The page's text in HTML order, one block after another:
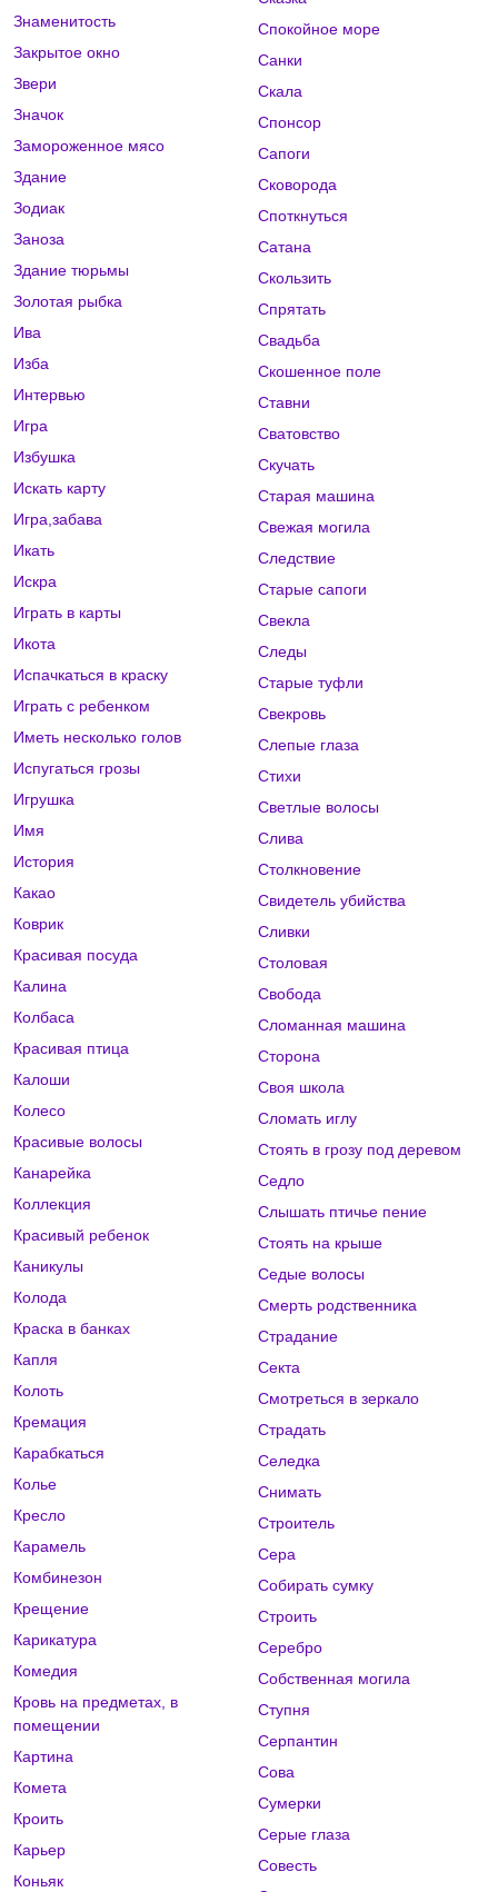
Знаменитость
Закрытое окно
Звери
Значок
Замороженное мясо
Здание
Зодиак
Заноза
Здание тюрьмы
Золотая рыбка
Ива
Изба
Интервью
Игра
Избушка
Искать карту
Игра,забава
Икать
Искра
Играть в карты
Икота
Испачкаться в краску
Играть с ребенком
Иметь несколько голов
Испугаться грозы
Игрушка
Имя
История
Какао
Коврик
Красивая посуда
Калина
Колбаса
Красивая птица
Калоши
Колесо
Красивые волосы
Канарейка
Коллекция
Красивый ребенок
Каникулы
Колода
Краска в банках
Капля
Колоть
Кремация
Карабкаться
Колье
Кресло
Карамель
Комбинезон
Крещение
Карикатура
Комедия
Кровь на предметах, в
помещении
Картина
Комета
Кроить
Карьер
Коньяк
Спокойное море
Санки
Скала
Спонсор
Сапоги
Сковорода
Споткнуться
Сатана
Скользить
Спрятать
Свадьба
Скошенное поле
Ставни
Сватовство
Скучать
Старая машина
Свежая могила
Следствие
Старые сапоги
Свекла
Следы
Старые туфли
Свекровь
Слепые глаза
Стихи
Светлые волосы
Слива
Столкновение
Свидетель убийства
Сливки
Столовая
Свобода
Сломанная машина
Сторона
Своя школа
Сломать иглу
Стоять в грозу под деревом
Седло
Слышать птичье пение
Стоять на крыше
Седые волосы
Смерть родственника
Страдание
Секта
Смотреться в зеркало
Страдать
Селедка
Снимать
Строитель
Сера
Собирать сумку
Строить
Серебро
Собственная могила
Ступня
Серпантин
Сова
Сумерки
Серые глаза
Совесть